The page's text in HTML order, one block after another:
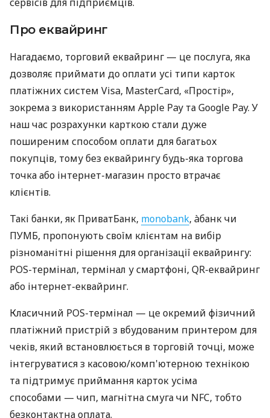
Про еквайринг
Нагадаємо, торговий еквайринг — це послуга, яка
дозволяє приймати до оплати усі типи карток
платіжних систем Visa, MasterCard, «Простір»,
зокрема з використанням Apple Pay та Google Pay. У
наш час розрахунки карткою стали дуже
поширеним способом оплати для багатьох
покупців, тому без еквайрингу будь-яка торгова
точка або інтернет-магазин просто втрачає
клієнтів.
Такі банки, як ПриватБанк, monobank, àбанк чи
ПУМБ, пропонують своїм клієнтам на вибір
різноманітні рішення для організації еквайрингу:
POS-термінал, термінал у смартфоні, QR-еквайринг
або інтернет-еквайринг.
Класичний POS-термінал — це окремий фізичний
платіжний пристрій з вбудованим принтером для
чеків, який встановлюється в торговій точці, може
інтегруватися з касовою/комп'ютерною технікою
та підтримує приймання карток усіма
способами — чип, магнітна смуга чи NFC, тобто
безконтактна оплата.